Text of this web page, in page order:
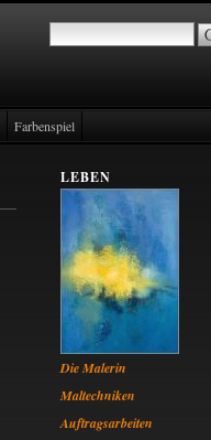
Farbenspiel
LEBEN
Die Malerin
Maltechniken
Auftragsarbeiten